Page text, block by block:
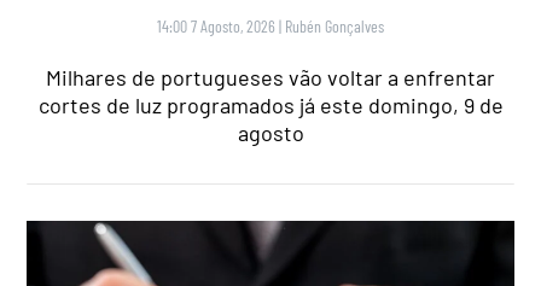
14:00 7 Agosto, 2026 | Rubén Gonçalves
Milhares de portugueses vão voltar a enfrentar
cortes de luz programados já este domingo, 9 de
agosto